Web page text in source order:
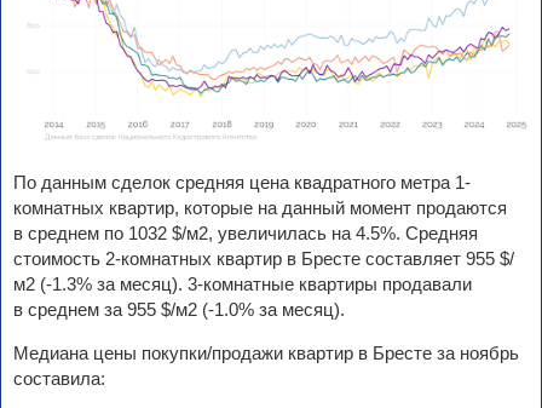
По данным сделок средняя цена квадратного метра 1-
комнатных квартир, которые на данный момент продаются
в среднем по 1032 $/м2, увеличилась на 4.5%. Средняя
стоимость 2-комнатных квартир в Бресте составляет 955 $/
м2 (-1.3% за месяц). 3-комнатные квартиры продавали
в среднем за 955 $/м2 (-1.0% за месяц).
Медиана цены покупки/продажи квартир в Бресте за ноябрь
составила: